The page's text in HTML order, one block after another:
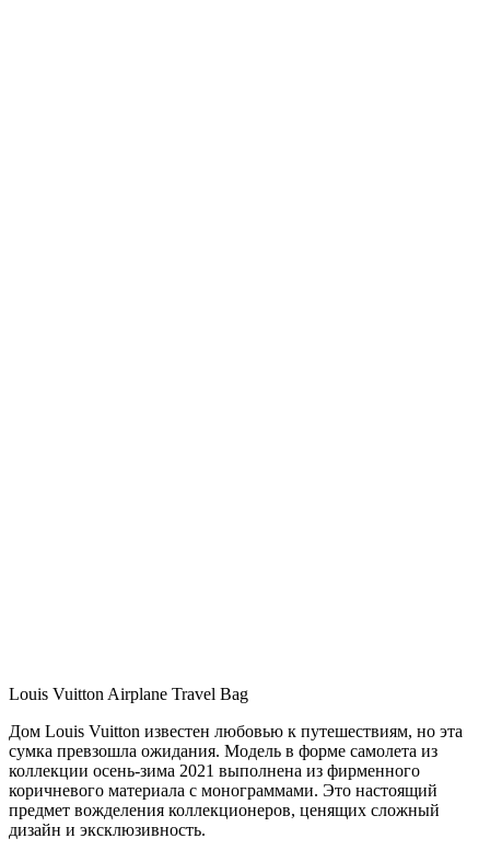
Louis Vuitton Airplane Travel Bag
Дом Louis Vuitton известен любовью к путешествиям, но эта
сумка превзошла ожидания. Модель в форме самолета из
коллекции осень-зима 2021 выполнена из фирменного
коричневого материала с монограммами. Это настоящий
предмет вожделения коллекционеров, ценящих сложный
дизайн и эксклюзивность.